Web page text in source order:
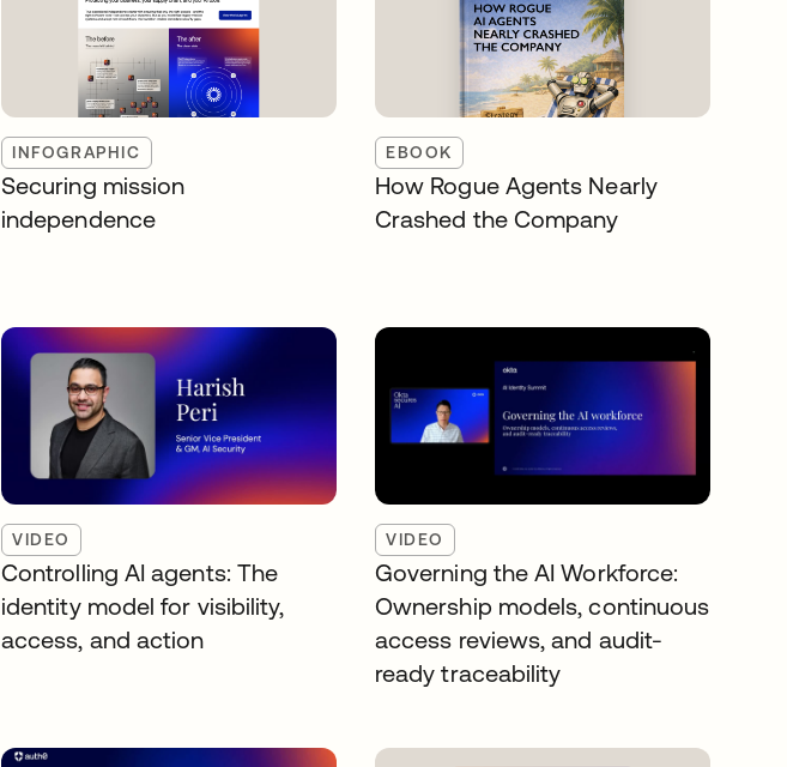
INFOGRAPHIC
Securing mission
independence
EBOOK
How Rogue Agents Nearly
Crashed the Company
VIDEO
Controlling AI agents: The
identity model for visibility,
access, and action
VIDEO
Governing the AI Workforce:
Ownership models, continuous
access reviews, and audit-
ready traceability